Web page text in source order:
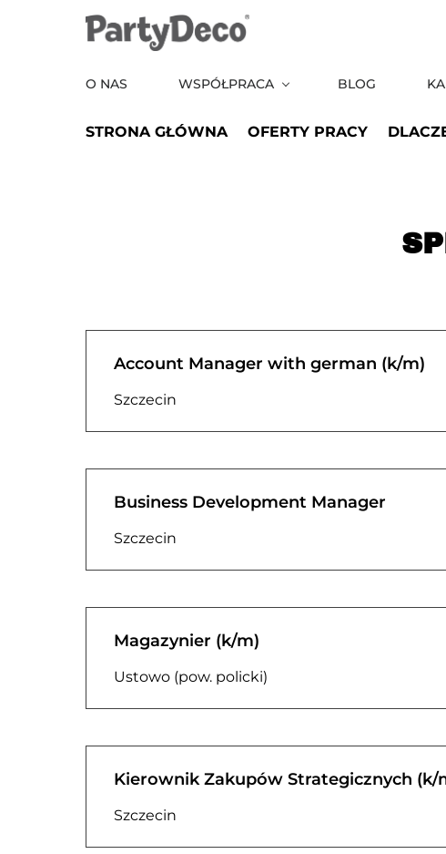
O NAS WSPÓŁPRACA BLOG
STRONA GŁÓWNA OFERTY PRACY
Account Manager with german (k/m)
Szczecin
Business Development Manager
Szczecin
Magazynier (k/m)
Ustowo (pow. policki)
Kierownik Zakupów Strategicznych (k/
Szczecin